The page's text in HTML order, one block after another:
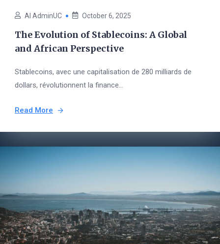
AI AdminUC October 6, 2025
The Evolution of Stablecoins: A Global
and African Perspective
Stablecoins, avec une capitalisation de 280 milliards de
dollars, révolutionnent la finance...
Read More